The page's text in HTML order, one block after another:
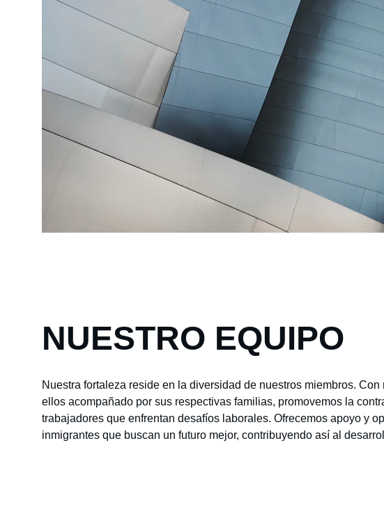
NUESTRO EQUIPO
Nuestra fortaleza reside en la diversidad de nuestros miembros.
ellos acompañado por sus respectivas familias, promovemos la
trabajadores que enfrentan desafíos laborales. Ofrecemos apoyo y
inmigrantes que buscan un futuro mejor, contribuyendo así al